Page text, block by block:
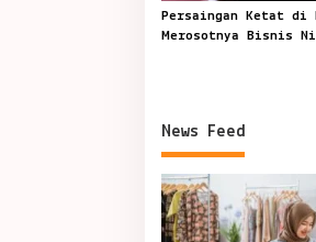
Persaingan Ketat di
Merosotnya Bisnis
News Feed